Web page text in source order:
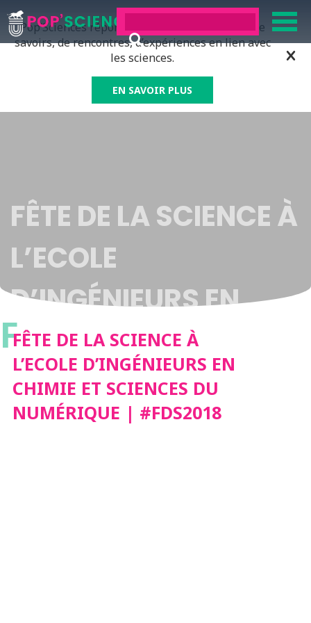
Pop’Sciences répond à tous ceux qui ont soif de
savoirs, de rencontres, d’expériences en lien avec
les sciences.
EN SAVOIR PLUS
FÊTE DE LA SCIENCE À
L’ECOLE
D’INGÉNIEURS EN
CHIMIE ET SCIENCES
DU NUMÉRIQUE |
#FDS2018
FFÊTE DE LA SCIENCE À
L’ECOLE D’INGÉNIEURS EN
CHIMIE ET SCIENCES DU
NUMÉRIQUE | #FDS2018